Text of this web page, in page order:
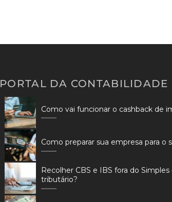
PORTAL DA CONTABILIDADE
Como vai funcionar o cashback de
Como preparar sua empresa para o
Recolher CBS e IBS fora do
tributário?